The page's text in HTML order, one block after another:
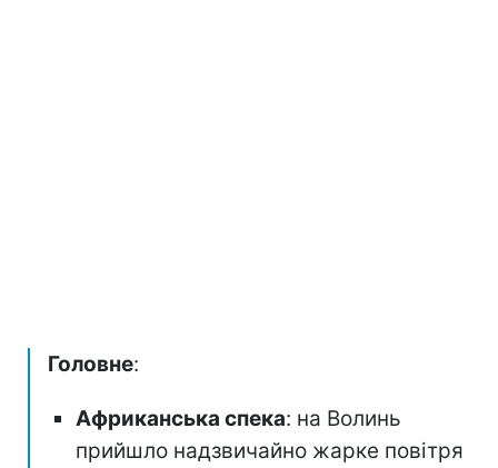
Головне:
Африканська спека: на Волинь
прийшло надзвичайно жарке повітря